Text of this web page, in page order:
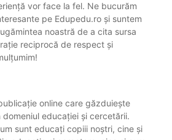
vor face la fel. Ne bucurăm
pe Edupedu.ro și suntem
noastră de a cita sursa
reciprocă de respect și
online care găzduiește
educației și cercetării.
sunt educați copiii noștri, cine și